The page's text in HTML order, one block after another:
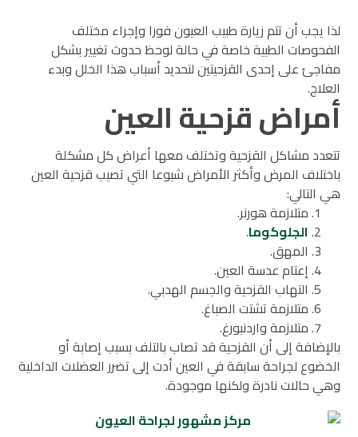
لذا يجب أن تتم زيارة طبيب العيون فورا وإجراء مختلف
الفحوصات الطبية خاصة في حالة لوحظ حدوث تغيير بشكل
مفاجئ على إحدى القزحيتين لتحديد أسباب هذا الخلل وبدء
العلاج.
أمراض قزحية العين
تتعدد مشاكل القزحية وتختلف معها أعراض كل مشكلة
باختلاف المرض وأكثر الأمراض شيوعا التي تصيب قزحية العين
هي التالي:
متلازمة هورنر.
الجلوكوما.
المهق.
إعتام عدسة العين.
التهاب القزحية والجسم الهدبي.
متلازمة تشتت الصباغ.
متلازمة واردنبورغ.
بالإضافة إلى أن القزحية قد تصاب بالتلف بسبب إصابة أو
الخضوع لجراحة سابقة في العين أدت إلى تضرر العضلات الداخلية
وهي حالات نادرة ولكنها موجودة.